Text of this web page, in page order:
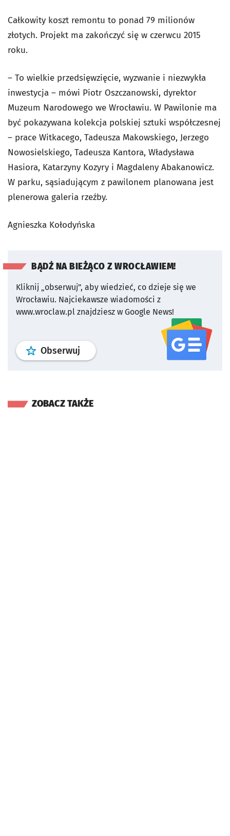
Całkowity koszt remontu to ponad 79 milionów
złotych. Projekt ma zakończyć się w czerwcu 2015
roku.
– To wielkie przedsięwzięcie, wyzwanie i niezwykła
inwestycja – mówi Piotr Oszczanowski, dyrektor
Muzeum Narodowego we Wrocławiu. W Pawilonie ma
być pokazywana kolekcja polskiej sztuki współczesnej
– prace Witkacego, Tadeusza Makowskiego, Jerzego
Nowosielskiego, Tadeusza Kantora, Władysława
Hasiora, Katarzyny Kozyry i Magdaleny Abakanowicz.
W parku, sąsiadującym z pawilonem planowana jest
plenerowa galeria rzeźby.
Agnieszka Kołodyńska
BĄDŹ NA BIEŻĄCO Z WROCŁAWIEM!
Kliknij „obserwuj”, aby wiedzieć, co dzieje się we
Wrocławiu. Najciekawsze wiadomości z
www.wroclaw.pl znajdziesz w Google News!
Obserwuj profil serwisu
ZOBACZ TAKŻE